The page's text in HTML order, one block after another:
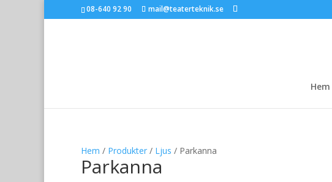
08-640 92 90 mail@teaterteknik.se
Hem
Hem / Produkter / Ljus / Parkanna
Parkanna